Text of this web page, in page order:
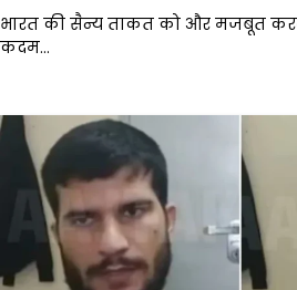
भारत की सैन्य ताकत को और मजबूत
कदम…